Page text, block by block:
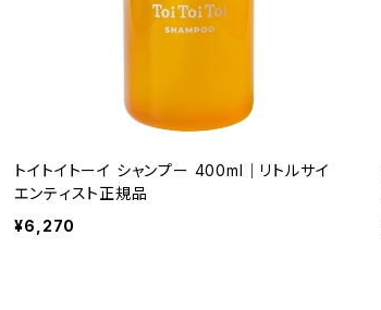
トイトイトーイ シャンプー 400ml｜リトルサイ
エンティスト正規品
¥6,270